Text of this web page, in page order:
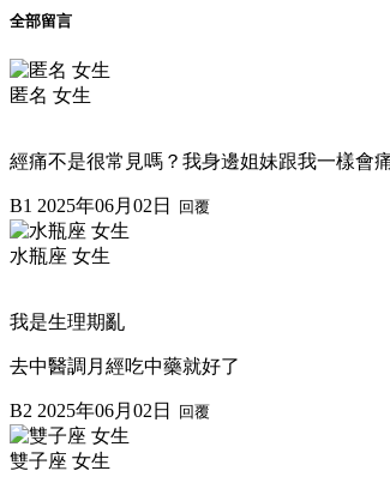
全部留言
匿名 女生
經痛不是很常見嗎？我身邊姐妹跟我一樣會
B1 2025年06月02日 回覆
水瓶座 女生
我是生理期亂
去中醫調月經吃中藥就好了
B2 2025年06月02日 回覆
雙子座 女生